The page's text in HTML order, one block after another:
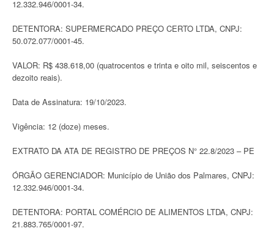
12.332.946/0001-34.
DETENTORA: SUPERMERCADO PREÇO CERTO LTDA, CNPJ:
50.072.077/0001-45.
VALOR: R$ 438.618,00 (quatrocentos e trinta e oito mil, seiscentos e
dezoito reais).
Data de Assinatura: 19/10/2023.
Vigência: 12 (doze) meses.
EXTRATO DA ATA DE REGISTRO DE PREÇOS N° 22.8/2023 – PE
ÓRGÃO GERENCIADOR: Município de União dos Palmares, CNPJ:
12.332.946/0001-34.
DETENTORA: PORTAL COMÉRCIO DE ALIMENTOS LTDA, CNPJ:
21.883.765/0001-97.